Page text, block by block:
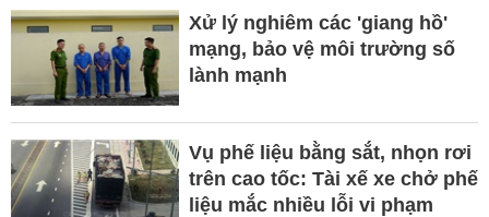
Xử lý nghiêm các 'giang hồ'
mạng, bảo vệ môi trường số
lành mạnh
Vụ phế liệu bằng sắt, nhọn rơi
trên cao tốc: Tài xế xe chở phế
liệu mắc nhiều lỗi vi phạm